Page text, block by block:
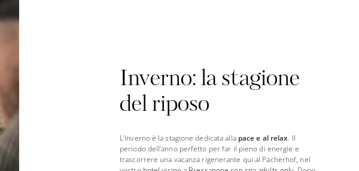
Inverno: la stagione
del riposo
L’inverno è la stagione dedicata alla pace e al relax. Il
periodo dell’anno perfetto per far il pieno di energie e
trascorrere una vacanza rigenerante qui al Pacherhof, nel